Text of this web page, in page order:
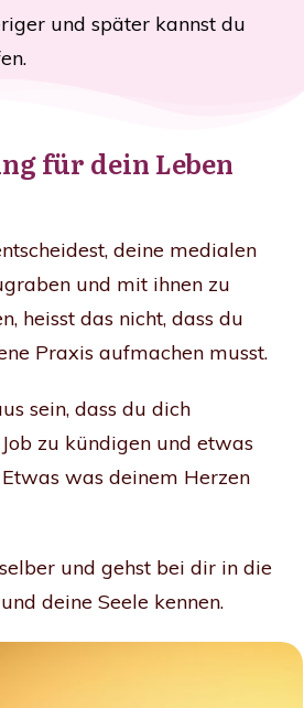
und später kannst du
für dein Leben
deine medialen
und mit ihnen zu
heisst das nicht, dass du
Praxis aufmachen musst.
sein, dass du dich
zu kündigen und etwas
was deinem Herzen
und gehst bei dir in die
deine Seele kennen.